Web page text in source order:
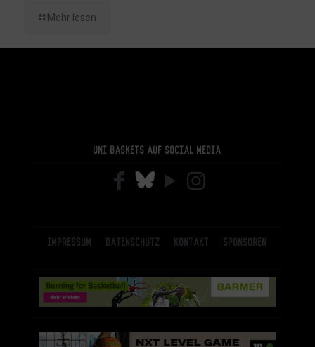
Mehr lesen
Uni Baskets auf Social Media
Impressum Datenschutz Kontakt Sponsoren